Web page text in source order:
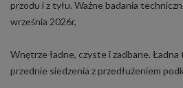
przodu i z tyłu. Ważne badania
września 2026r,
Wnętrze ładne, czyste i zadbane.
przednie siedzenia z przedłużeniem